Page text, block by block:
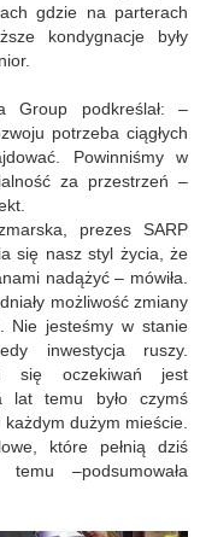
gdzie na parterach
kondygnacje były
Group podkreślał: –
potrzeba ciągłych
Powinniśmy w
za przestrzeń –
prezes SARP
się nasz styl życia, że
nadążyć – mówiła.
możliwość zmiany
Nie jesteśmy w stanie
inwestycja ruszy.
się oczekiwań jest
lat temu było czymś
dużym mieście.
które pełnią dziś
–podsumowała